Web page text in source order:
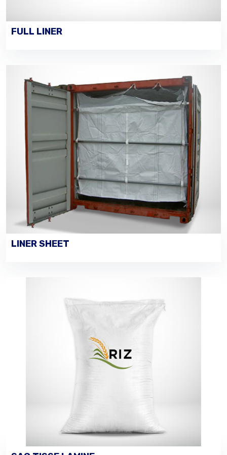
VOIR LES DÉTAILS
FULL LINER
VOIR LES DÉTAILS
LINER SHEET